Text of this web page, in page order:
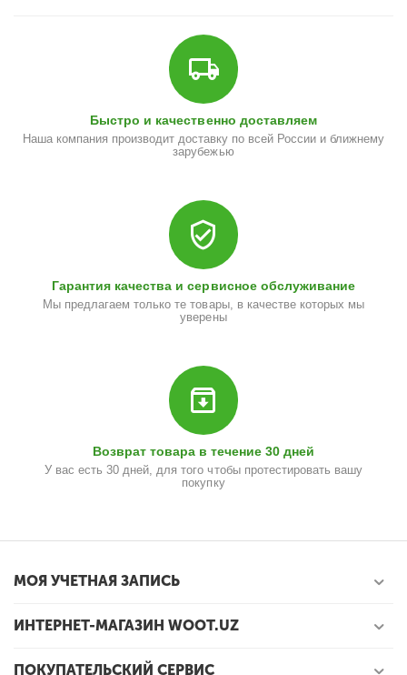
Быстро и качественно доставляем
Наша компания производит доставку по всей России и ближнему
зарубежью
Гарантия качества и сервисное обслуживание
Мы предлагаем только те товары, в качестве которых мы
уверены
Возврат товара в течение 30 дней
У вас есть 30 дней, для того чтобы протестировать вашу
покупку
МОЯ УЧЕТНАЯ ЗАПИСЬ
ИНТЕРНЕТ-МАГАЗИН WOOT.UZ
ПОКУПАТЕЛЬСКИЙ СЕРВИС